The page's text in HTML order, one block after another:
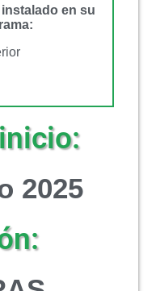
en su
2025